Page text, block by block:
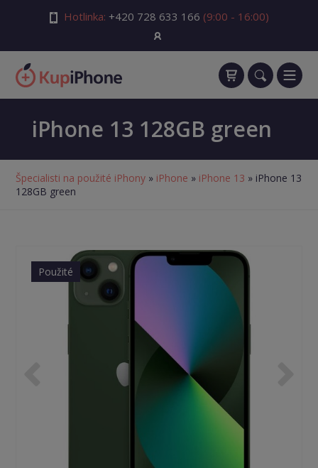
Hotlinka: +420 728 633 166 (9:00 - 16:00)
iPhone 13 128GB green
Špecialisti na použité iPhony » iPhone » iPhone 13 » iPhone 13
128GB green
Použité